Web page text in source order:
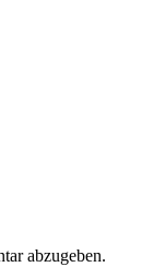
abzugeben.